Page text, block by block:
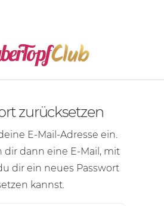
zurücksetzen
E-Mail-Adresse ein.
dir dann eine E-Mail , mit
dir ein neues Passwort
kannst.